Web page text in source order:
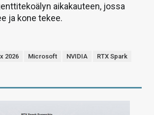
aikakauteen, jossa
ja kone tekee.
2026 Microsoft NVIDIA
RTX Spark